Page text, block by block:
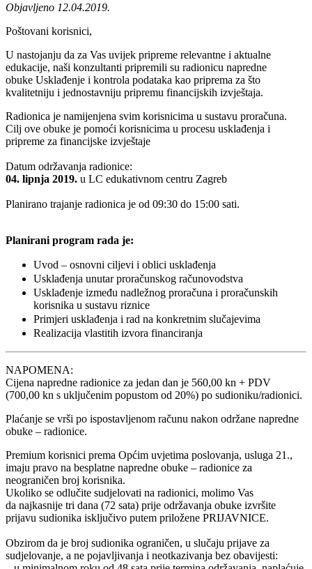
Objavljeno 12.04.2019.
Poštovani korisnici,
U nastojanju da za Vas uvijek pripreme relevantne i aktualne
edukacije, naši konzultanti pripremili su radionicu napredne
obuke Usklađenje i kontrola podataka kao priprema za što
kvalitetniju i jednostavniju pripremu financijskih izvještaja.
Radionica je namijenjena svim korisnicima u sustavu proračuna.
Cilj ove obuke je pomoći korisnicima u procesu usklađenja i
pripreme za financijske izvještaje
Datum održavanja radionice:
04. lipnja 2019. u LC edukativnom centru Zagreb
Planirano trajanje radionica je od 09:30 do 15:00 sati.
Planirani program rada je:
Uvod – osnovni ciljevi i oblici usklađenja
Usklađenja unutar proračunskog računovodstva
Usklađenje između nadležnog proračuna i proračunskih
korisnika u sustavu riznice
Primjeri usklađenja i rad na konkretnim slučajevima
Realizacija vlastitih izvora financiranja
NAPOMENA:
Cijena napredne radionice za jedan dan je 560,00 kn + PDV
(700,00 kn s uključenim popustom od 20%) po sudioniku/radionici.
Plaćanje se vrši po ispostavljenom računu nakon održane napredne
obuke – radionice.
Premium korisnici prema Općim uvjetima poslovanja, usluga 21.,
imaju pravo na besplatne napredne obuke – radionice za
neograničen broj korisnika.
Ukoliko se odlučite sudjelovati na radionici, molimo Vas
da najkasnije tri dana (72 sata) prije održavanja obuke izvršite
prijavu sudionika isključivo putem priložene PRIJAVNICE.
Obzirom da je broj sudionika ograničen, u slučaju prijave za
sudjelovanje, a ne pojavljivanja i neotkazivanja bez obavijesti: